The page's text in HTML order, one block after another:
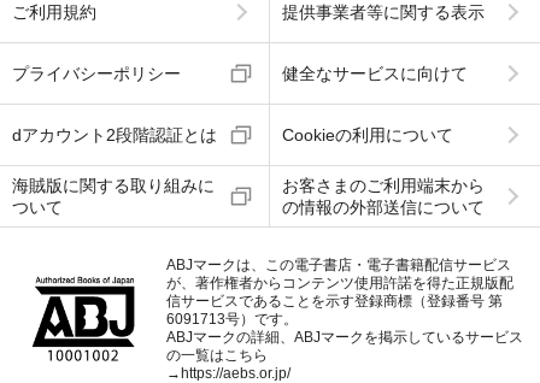
ご利用規約 提供事業者等に関する表示
プライバシーポリシー 健全なサービスに向けて
dアカウント2段階認証とは Cookieの利用について
海賊版に関する取り組みに
ついて
お客さまのご利用端末から
の情報の外部送信について
ABJマークは、この電子書店・電子書籍配信サービス
が、著作権者からコンテンツ使用許諾を得た正規版配
信サービスであることを示す登録商標（登録番号 第
6091713号）です。
ABJマークの詳細、ABJマークを掲示しているサービス
の一覧はこちら
→https://aebs.or.jp/